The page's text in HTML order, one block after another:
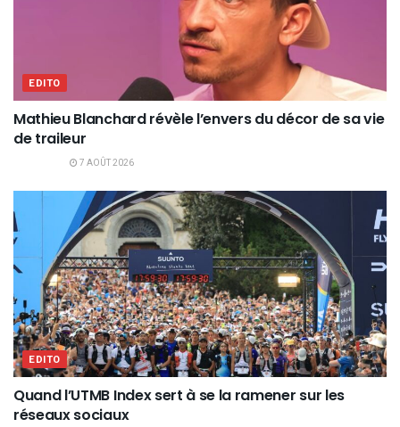
EDITO
Mathieu Blanchard révèle l’envers du décor de sa vie
de traileur
7 AOÛT 2026
EDITO
Quand l’UTMB Index sert à se la ramener sur les
réseaux sociaux